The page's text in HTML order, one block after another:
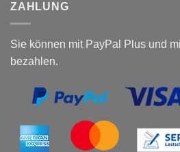
ZAHLUNG
Sie können mit PayPal Plus und
bezahlen.